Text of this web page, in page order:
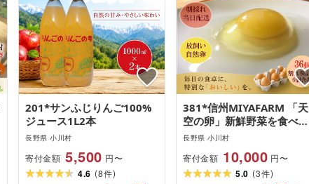
201*サンふじりんご100%
ジュース1L2本
長野県 小川村
寄付金額 5,500 円〜
4.6 (8件)
381*信州MIYAFARM 「天
空の卵」新鮮野菜を食べて
育った放し飼い自然卵 30個
個)
長野県 小川村
寄付金額 10,000 円〜
5.0 (3件)